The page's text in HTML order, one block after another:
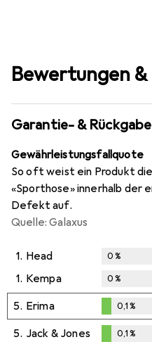
Bewertungen
Garantie- &
Gewährleistungsfallquote
So oft weist ein Produkt
«Sporthose» innerhalb der
Defekt auf.
Quelle: Galaxus
1. Head 0%
1. Kempa 0%
5. Erima
0,1%
0,1%
5. Jack & Jones 0,1%